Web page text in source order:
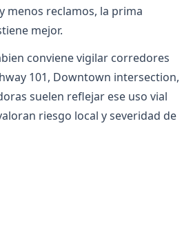
menos reclamos, la prima
mejor.
conviene vigilar corredores
101, Downtown intersection,
suelen reflejar ese uso vial
riesgo local y severidad de